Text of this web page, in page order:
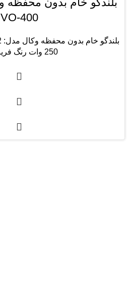
VO-400
250 وات رنگ فریم: آبی